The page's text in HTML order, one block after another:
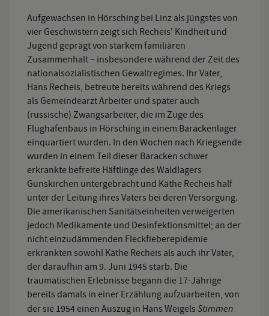
Aufgewachsen in Hörsching bei Linz als jüngstes von
vier Geschwistern zeigt sich Recheis' Kindheit und
Jugend geprägt von starkem familiären
Zusammenhalt – insbesondere während der Zeit des
nationalsozialistischen Gewaltregimes. Ihr Vater,
Hans Recheis, betreute bereits während des Kriegs
als Gemeindearzt Arbeiter und später auch
(russische) Zwangsarbeiter, die im Zuge des
Flughafenbaus in Hörsching in einem Barackenlager
einquartiert wurden. In den Wochen nach Kriegsende
wurden in einem Teil dieser Baracken schwer
erkrankte befreite Häftlinge des Waldlagers
Gunskirchen untergebracht und Käthe Recheis half
unter der Leitung ihres Vaters bei deren Versorgung.
Die amerikanischen Sanitätseinheiten verweigerten
jedoch Medikamente und Desinfektionsmittel; an der
nicht einzudämmenden Fleckfieberepidemie
erkrankten sowohl Käthe Recheis als auch ihr Vater,
der daraufhin am 9. Juni 1945 starb. Die
traumatischen Erlebnisse begann die 17-Jährige
bereits damals in einer Erzählung aufzuarbeiten, von
der sie 1954 einen Auszug in Hans Weigels Stimmen